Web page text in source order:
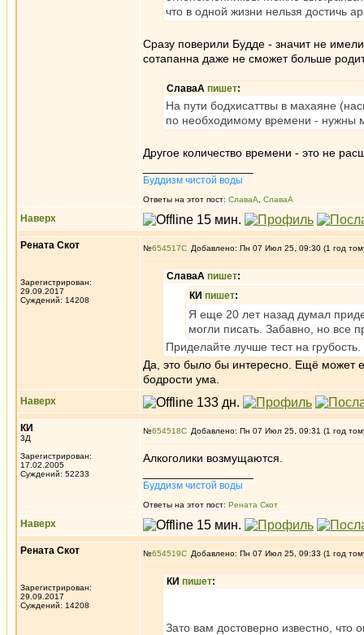
что в одной жизни нельзя достичь
Сразу поверили Будде - значит не
сотапанна даже не сможет больше
СлаваА пишет:
На пути бодхисаттвы в махаяне
по необходимому времени - нужны
Другое количество времени - это не
Буддизм чистой воды
Ответы на этот пост: СлаваА СлаваА
Наверх
Рената Скот
Зарегистрирован:
29.09.2017
Суждений: 14208
№654517 Добавлено: Пн 07 Июл 25, 09:30 (1 год
СлаваА пишет:
КИ пишет:
Я еще 20 лет назад думал
могли писать. Забавно, но все
Приделайте лучше тест на
Да, это было бы интересно. Ещё может
бодрости ума.
Наверх
КИ
3Д
Зарегистрирован:
17.02.2005
Суждений: 52233
№654518 Добавлено: Пн 07 Июл 25, 09:31 (1 год
Алкоголики возмущаются.
Буддизм чистой воды
Ответы на этот пост: Рената Скот
Наверх
Рената Скот
Зарегистрирован:
29.09.2017
Суждений: 14208
№654519 Добавлено: Пн 07 Июл 25, 09:33 (1 год
КИ пишет:
Зато вам достоверно известно, что